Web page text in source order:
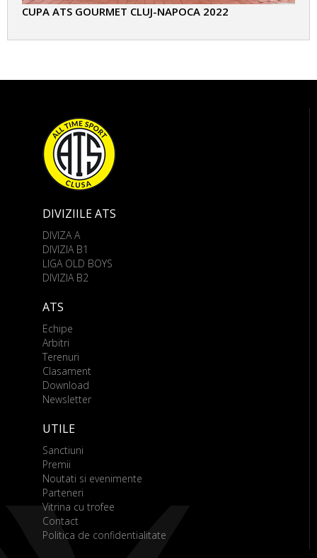
CUPA ATS GOURMET CLUJ-NAPOCA 2022
DIVIZIILE ATS
DIVIZA A
DIVIZIA B1
LIGA OLD BOYS
DIVIZIA B2
ATS
Echipe
Arbitri
Terenuri
Clasament
Download
Newsletter
UTILE
Sanctiuni
Premii
Noutati si evenimente
Parteneri
Vitrina cu trofee
Contact
Politica de confidentialitate